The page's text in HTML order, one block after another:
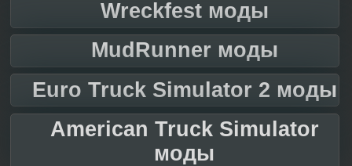
Wreckfest моды
MudRunner моды
Euro Truck Simulator 2 моды
American Truck Simulator
моды